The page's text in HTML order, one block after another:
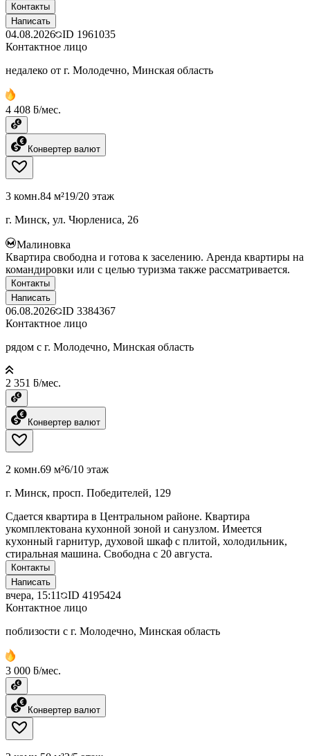
Контакты
Написать
04.08.2026 ID 1961035
Контактное лицо
недалеко от г. Молодечно, Минская область
4 408 ƃ/мес.
Конвертер валют
3 комн.84 м²19/20 этаж
г. Минск, ул. Чюрлениса, 26
Малиновка
Квартира свободна и готова к заселению. Аренда квартиры на
командировки или с целью туризма также рассматривается.
Контакты
Написать
06.08.2026 ID 3384367
Контактное лицо
рядом с г. Молодечно, Минская область
2 351 ƃ/мес.
Конвертер валют
2 комн.69 м²6/10 этаж
г. Минск, просп. Победителей, 129
Сдается квартира в Центральном районе. Квартира
укомплектована кухонной зоной и санузлом. Имеется
кухонный гарнитур, духовой шкаф с плитой, холодильник,
стиральная машина. Свободна с 20 августа.
Контакты
Написать
вчера, 15:11 ID 4195424
Контактное лицо
поблизости с г. Молодечно, Минская область
3 000 ƃ/мес.
Конвертер валют